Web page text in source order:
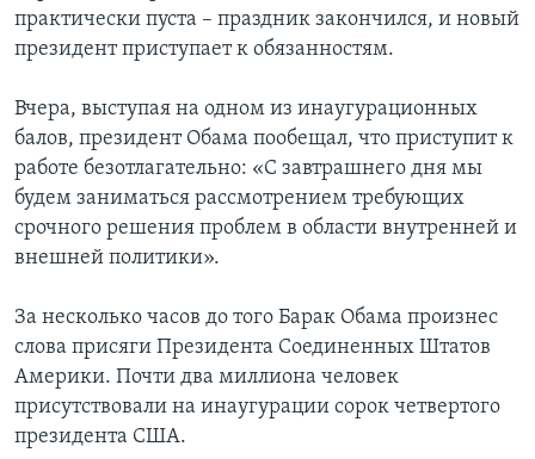
поискДИСКУССИЯ VOA
НЬЮ-ЙОРК NEW YORK
АМЕРИКА. БОЛЬШОЕ ПУТЕШЕСТВИЕ
ТЕСТЫ
ЗА СВОБОДУ ПРЕССЫ
ВИДЕО
ПОДПИСКА НА НОВОСТИ
Learning English
Языки
практически пуста – праздник закончился, и новый
президент приступает к обязанностям.
Вчера, выступая на одном из инаугурационных
балов, президент Обама пообещал, что приступит к
работе безотлагательно: «С завтрашнего дня мы
будем заниматься рассмотрением требующих
срочного решения проблем в области внутренней и
внешней политики».
За несколько часов до того Барак Обама произнес
слова присяги Президента Соединенных Штатов
Америки. Почти два миллиона человек
присутствовали на инаугурации сорок четвертого
президента США.